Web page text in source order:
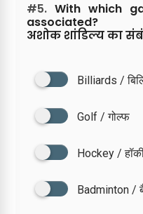
#5. With which
associated?
अशोक शांडिल्य का
Billiards /
Golf / गोल्फ
Hockey /
Badminton /